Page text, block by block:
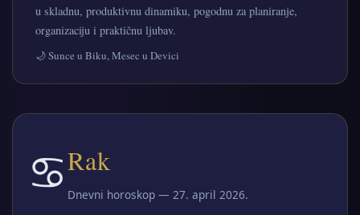
u skladnu, produktivnu dinamiku, pogodnu za planiranje,
organizaciju i praktičnu ljubav.
🌙 Sunce u Biku, Mesec u Devici
♋Rak
Dnevni horoskop — 27. april 2026.